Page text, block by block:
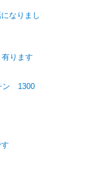
なりまし
ります
ン 1300